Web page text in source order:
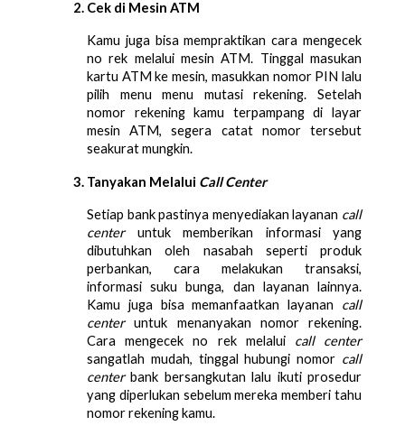
Cek di Mesin ATM
Kamu juga bisa mempraktikan cara mengecek
no rek melalui mesin ATM. Tinggal masukan
kartu ATM ke mesin, masukkan nomor PIN lalu
pilih menu menu mutasi rekening. Setelah
nomor rekening kamu terpampang di layar
mesin ATM, segera catat nomor tersebut
seakurat mungkin.
Tanyakan Melalui Call Center
Setiap bank pastinya menyediakan layanan call
center untuk memberikan informasi yang
dibutuhkan oleh nasabah seperti produk
perbankan, cara melakukan transaksi,
informasi suku bunga, dan layanan lainnya.
Kamu juga bisa memanfaatkan layanan call
center untuk menanyakan nomor rekening.
Cara mengecek no rek melalui call center
sangatlah mudah, tinggal hubungi nomor call
center bank bersangkutan lalu ikuti prosedur
yang diperlukan sebelum mereka memberi tahu
nomor rekening kamu.